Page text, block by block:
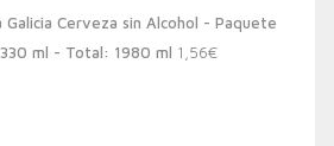
Galicia Cerveza sin Alcohol - Paquete
ml - Total: 1980 ml 1,56€